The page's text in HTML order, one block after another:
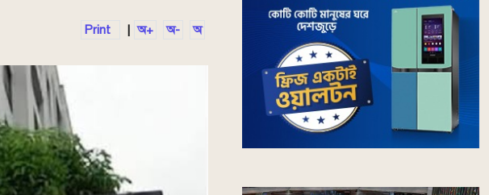
Print অ+ অ- অ